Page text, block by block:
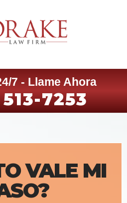
7 - Llame Ahora
7253
VALE MI